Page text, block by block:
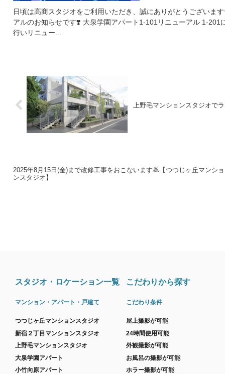
日頃は高商スタジオをご利用いただき、誠にありがとうございます✨ 大泉学園アパートスタジオリニ
アルのお知らせです❣️ 大泉学園アパート1-101リニューアル 1-201
行いリニュー...
上野毛マンションスタジオで
2025年8月15日(金)まで改修工事をおこないます🙇【つつじヶ丘マンショ
ンスタジオ】
スタジオ・ロケーション一覧
マンション・アパート・戸建て
つつじヶ丘マンションスタジオ
新宿２丁目マンションスタジオ
上野毛マンションスタジオ
大泉学園アパート
小竹向原アパート
こだわりから探す
こだわり条件
屋上撮影が可能
24時間使用可能
外観撮影が可能
お風呂の撮影が可能
ホラー撮影が可能